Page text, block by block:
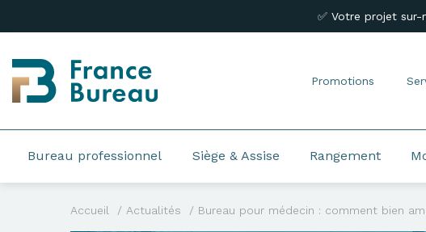
✅ Votre projet sur-
Promotions
Bureau professionnel Siège & Assise Rangement
Accueil Actualités Bureau pour médecin : comment bien